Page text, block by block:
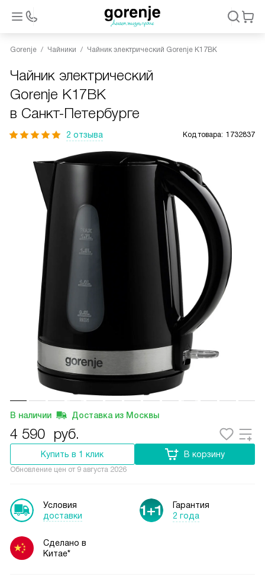
Gorenje Чайники Чайник электрический Gorenje K17BK
Чайник электрический
Gorenje K17BK
в Санкт-Петербурге
2 отзыва Код товара: 1732837
В наличии Доставка из Москвы
4 590 руб.
Купить в 1 клик В корзину
Обновление цен от 9 августа 2026
Условия
доставки
Гарантия
2 года
Сделано в
Китае*